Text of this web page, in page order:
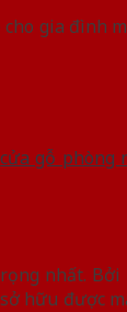
gia đình
cửa gỗ phòng
nhất.
hữu được